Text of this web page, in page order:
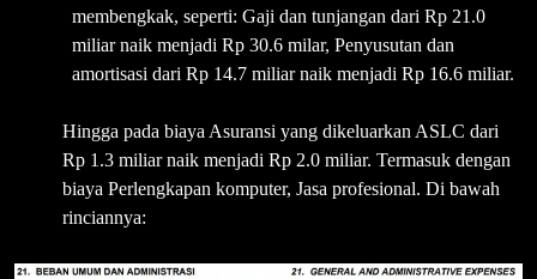
membengkak, seperti: Gaji dan tunjangan dari Rp 21.0
miliar naik menjadi Rp 30.6 milar, Penyusutan dan
amortisasi dari Rp 14.7 miliar naik menjadi Rp 16.6 miliar.
Hingga pada biaya Asuransi yang dikeluarkan ASLC dari
Rp 1.3 miliar naik menjadi Rp 2.0 miliar. Termasuk dengan
biaya Perlengkapan komputer, Jasa profesional. Di bawah
rinciannya: